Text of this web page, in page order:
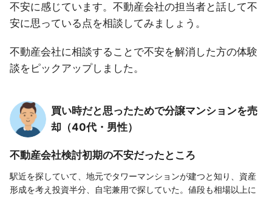
不安に感じています。不動産会社の担当者と話して不
安に思っている点を相談してみましょう。
不動産会社に相談することで不安を解消した方の体験
談をピックアップしました。
買い時だと思ったためで分譲マンションを売
却（40代・男性）
不動産会社検討初期の不安だったところ
駅近を探していて、地元でタワーマンションが建つと知り、資産
形成を考え投資半分、自宅兼用で探していた。値段も相場以上に